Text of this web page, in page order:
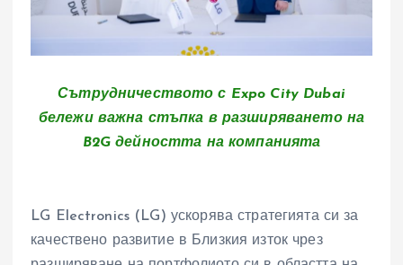
Сътрудничеството с Expo City Dubai
бележи важна стъпка в разширяването на
B2G дейността на компанията
LG Electronics (LG) ускорява стратегията си за
качествено развитие в Близкия изток чрез